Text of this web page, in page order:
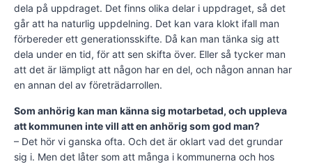
dela på uppdraget. Det finns olika delar i uppdraget, så det
går att ha naturlig uppdelning. Det kan vara klokt ifall man
förbereder ett generationsskifte. Då kan man tänka sig att
dela under en tid, för att sen skifta över. Eller så tycker man
att det är lämpligt att någon har en del, och någon annan har
en annan del av företrädarrollen.
Som anhörig kan man känna sig motarbetad, och uppleva
att kommunen inte vill att en anhörig som god man?
– Det hör vi ganska ofta. Och det är oklart vad det grundar
sig i. Men det låter som att många i kommunerna och hos